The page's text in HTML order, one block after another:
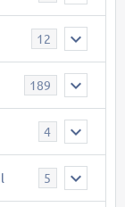
12
189
4
5